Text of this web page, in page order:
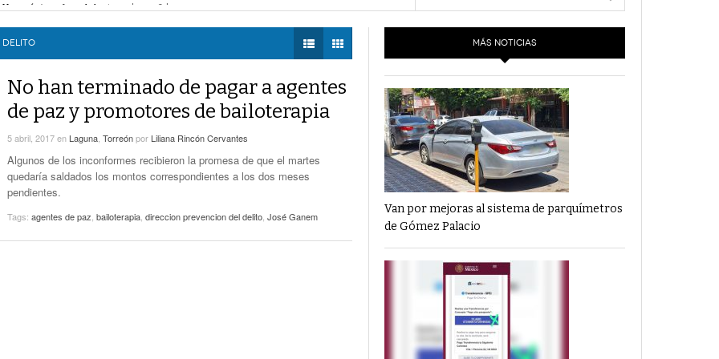
hace 8 horas -
Hay Que Esperar A Que Se Pongan De
Acuerdo Los Alcaldes: Presidente De La
hace 9 horas -
Van Más De 4 Mil Taxis Verificados En Torreón.
Sigue El Robo De Catalizadores
- hace 11 horas -
TWEETS AND
LA MEJOR 97.1
ESTÉREO GALLITO
Financiamiento’ Por PC29
‘La Laguna: Bomba De Tiempo Por Falta De
Planeación’ Por PC29- 17 mayo, 2021
‘Las Corrupciones, Sus Formas Y Efectos’ Por
PC29- 7 mayo, 2021
programadas en Gómez Palacio- hace 7 horas -
obliga a Lerdo a ajustar finanzas e incrementar recaudación- hace 8
las víctimas y contra la tortura
DELITO
No han terminado de pagar a agentes
de paz y promotores de bailoterapia
5 abril, 2017en Laguna Torreónpor Liliana Rincón Cervantes
Algunos de los inconformes recibieron la promesa de que el martes
quedaría saldados los montos correspondientes a los dos meses
pendientes.
Tags: agentes de paz bailoterapia direccion prevencion del delito José Ganem
MÁS NOTICIAS
Van por mejoras al sistema de parquímetros
de Gómez Palacio